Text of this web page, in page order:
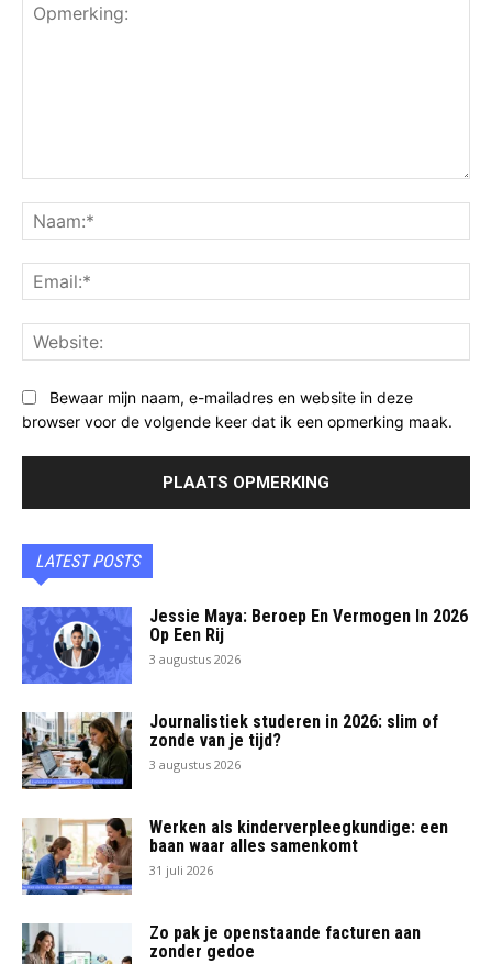
Bewaar mijn naam, e-mailadres en website in deze
browser voor de volgende keer dat ik een opmerking maak.
LATEST POSTS
Jessie Maya: Beroep En Vermogen In 2026
Op Een Rij
3 augustus 2026
Journalistiek studeren in 2026: slim of
zonde van je tijd?
3 augustus 2026
Werken als kinderverpleegkundige: een
baan waar alles samenkomt
31 juli 2026
Zo pak je openstaande facturen aan
zonder gedoe